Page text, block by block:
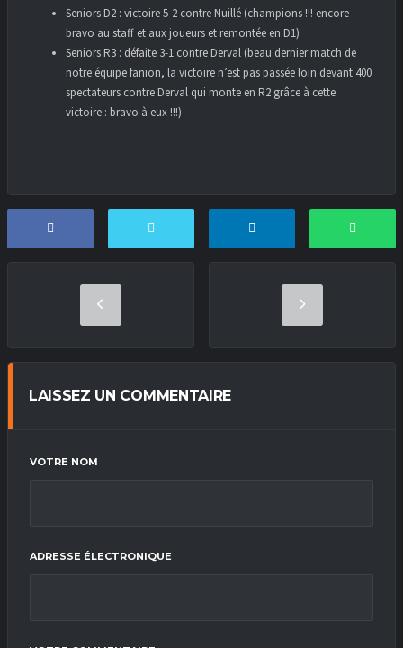
Seniors D2 : victoire 5-2 contre Nuillé (champions !!! encore
bravo au staff et aux joueurs et remontée en D1)
Seniors R3 : défaite 3-1 contre Derval (beau dernier match de
notre équipe fanion, la victoire n’est pas passée loin devant 400
spectateurs contre Derval qui monte en R2 grâce à cette
victoire : bravo à eux !!!)
LAISSEZ UN COMMENTAIRE
VOTRE NOM
ADRESSE ÉLECTRONIQUE